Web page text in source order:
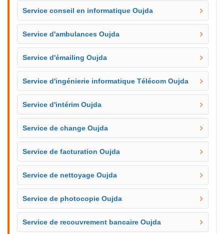
Service conseil en informatique Oujda
Service d'ambulances Oujda
Service d'émailing Oujda
Service d'ingénierie informatique Télécom Oujda
Service d'intérim Oujda
Service de change Oujda
Service de facturation Oujda
Service de nettoyage Oujda
Service de photocopie Oujda
Service de recouvrement bancaire Oujda